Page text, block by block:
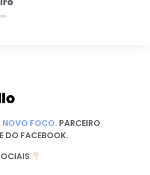
NOVO FOCO. PARCEIRO
DO FACEBOOK.